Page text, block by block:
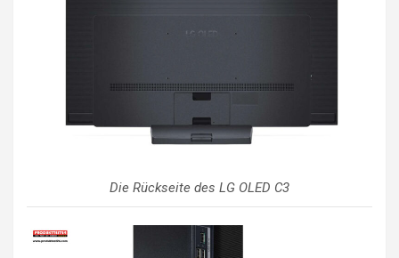
Die Rückseite des LG OLED C3